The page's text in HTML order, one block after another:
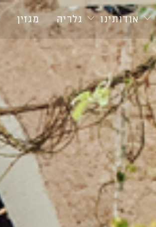
אודותינו גלריה מגזין